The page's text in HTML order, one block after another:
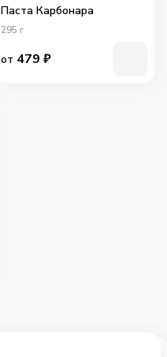
Паста Карбонара
295 г
от 479 ₽